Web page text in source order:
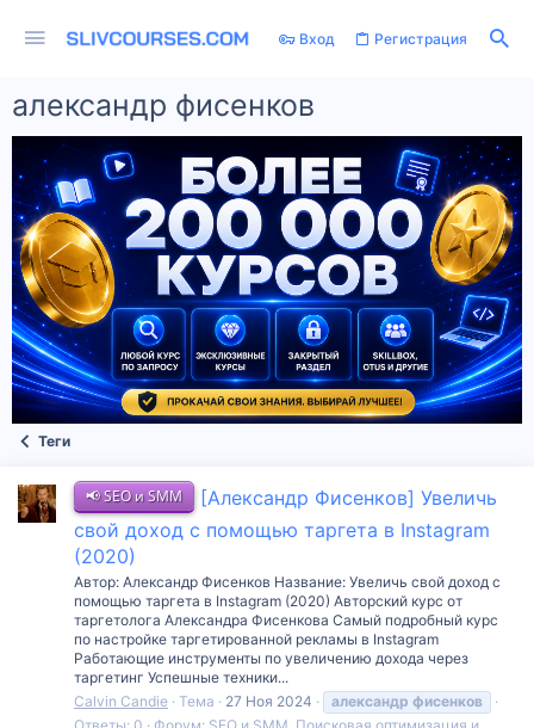
Вход Регистрация
александр фисенков
Теги
📢 SEO и SMM
[Александр Фисенков] Увеличь
свой доход с помощью таргета в Instagram
(2020)
Автор: Александр Фисенков Название: Увеличь свой доход с
помощью таргета в Instagram (2020) Авторский курс от
таргетолога Александра Фисенкова Самый подробный курс
по настройке таргетированной рекламы в Instagram
Работающие инструменты по увеличению дохода через
таргетинг Успешные техники...
Calvin Candie Тема 27 Ноя 2024 александр фисенков